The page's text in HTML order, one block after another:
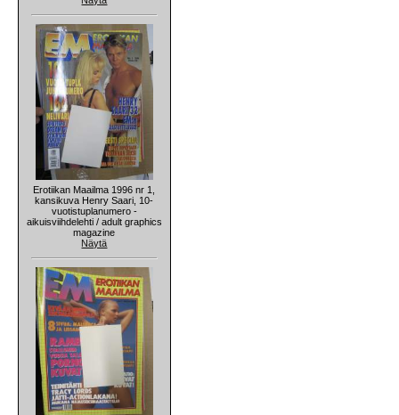
Erotiikan Maailma 1996 nr 1,
kansikuva Henry Saari, 10-
vuotistuplanumero -
aikuisviihdelehti / adult graphics
magazine
Näytä